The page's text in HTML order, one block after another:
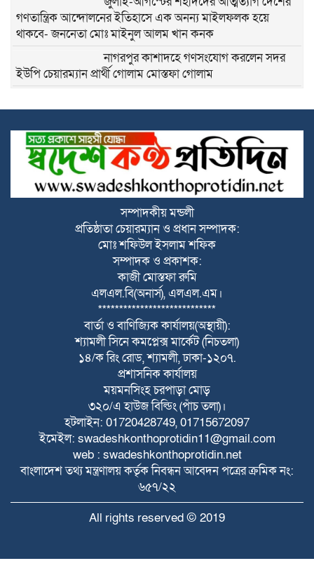
গণতান্ত্রিক আন্দোলনের ইতিহাসে এক অনন্য মাইলফলক হয়ে
থাকবে- জননেতা মোঃ মাইনুল আলম খান কনক
নাগরপুর কাশাদহে গণসংযোগ করলেন সদর
ইউপি চেয়ারম্যান প্রার্থী গোলাম মোস্তফা গোলাম
ইউপি চেয়ারম্যান প্রার্থী গোলাম মোস্তফা গোলাম
নাগরপুরে স্বল্পমূল্যে খাদ্য শস্য বিতরণ কেন্দ্র
হতে খাদ্য বান্ধব কর্মসূচির শুভ উদ্বোধন করলেন
সংসদ সদস্য মোঃ রবিউল আওয়াল লাভলু
নাগরপুরে উন্নত শিক্ষার পরিবেশ গড়তে চার
শিক্ষা প্রতিষ্ঠানে নতুন ভবনের শুভ উদ্বোধন
করলেন সংসদ সদস্য মোঃ রবিউল আওয়াল
লাভলু
নাগরপুরে সদ্য যোগদানকৃত উপজেলা নির্বাহী
অফিসার এর পরিচিতি ও মতবিনিময় অনুষ্ঠিত
চীফ হুইপ নুরুল ইসলাম মনি,এমপি এর সঙ্গে
বিএনপি নেতা মাইনুল আলম খান কনক এর
সৌজন্য সাক্ষাৎ
নাগরপুর দুয়াজানী উত্তর পাড়ায় গণসংযোগ ও
ভোটারদের সাথে মতবিনিময় করলেন সদর
ইউপি চেয়ারম্যান প্রার্থী গোলাম মোস্তফা গোলাম
সম্পাদকীয় মন্ডলী
প্রতিষ্ঠাতা চেয়ারম্যান ও প্রধান সম্পাদক:
মোঃ শফিউল ইসলাম শফিক
সম্পাদক ও প্রকাশক:
কাজী মোস্তফা রুমি
এলএল.বি(অনার্স), এলএল.এম।
****************************
বার্তা ও বাণিজ্যিক কার্যালয়(অস্থায়ী):
শ্যামলী সিনে কমপ্লেক্স মার্কেট (নিচতলা)
১৪/ক রিং রোড, শ্যামলী, ঢাকা-১২০৭.
প্রশাসনিক কার্যালয়
ময়মনসিংহ চরপাড়া মোড়
৩২০/এ হাউজ বিল্ডিং (পাঁচ তলা)।
হটলাইন: 01720428749, 01715672097
ইমেইল: swadeshkonthoprotidin11@gmail.com
web : swadeshkonthoprotidin.net
বাংলাদেশ তথ্য মন্ত্রণালয় কর্তৃক নিবন্ধন আবেদন পত্রের ক্রমিক নং:
৬৫৭/২২
All rights reserved © 2019